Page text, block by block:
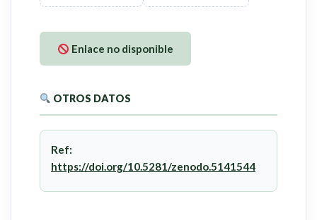
Enlace no disponible
OTROS DATOS
Ref:
https://doi.org/10.5281/zenodo.5141544